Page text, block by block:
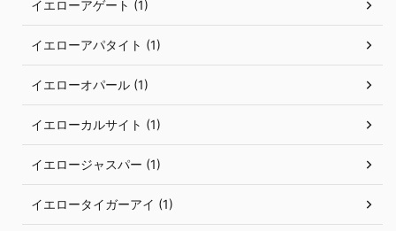
イエローアゲート (1)
イエローアパタイト (1)
イエローオパール (1)
イエローカルサイト (1)
イエロージャスパー (1)
イエロータイガーアイ (1)